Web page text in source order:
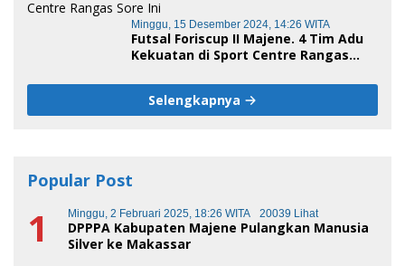
Minggu, 15 Desember 2024, 14:26 WITA
Futsal Foriscup II Majene. 4 Tim Adu
Kekuatan di Sport Centre Rangas
Selengkapnya
Popular Post
1 Minggu, 2 Februari 2025, 18:26 WITA 20039 Lihat
DPPPA Kabupaten Majene Pulangkan Manusia
Silver ke Makassar